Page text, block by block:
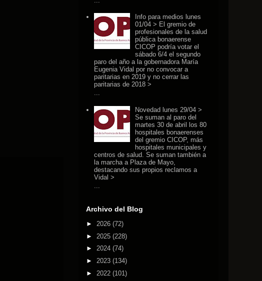
Info para medios lunes
01/04 > El gremio de
profesionales de la salud
pública bonaerense
CICOP podría votar el
sábado 6/4 el segundo
paro del año a la gobernadora María
Eugenia Vidal por no convocar a
paritarias en 2019 y no cerrar las
paritarias de 2018 >
...
Novedad lunes 29/04 >
Se suman al paro del
martes 30 de abril los 80
hospitales bonaerenses
del gremio CICOP, más
hospitales municipales y
centros de salud. Se suman también a
la marcha a Plaza de Mayo,
destacando sus propios reclamos a
Vidal >
...
Archivo del Blog
► 2026 (72)
► 2025 (228)
► 2024 (74)
► 2023 (134)
► 2022 (101)